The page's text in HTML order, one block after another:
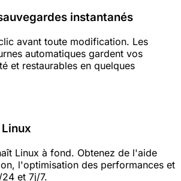
instantanés
avant toute modification. Les
automatiques gardent vos
et restaurables en quelques
Linux à fond. Obtenez de l'aide
l'optimisation des performances et
et 7j/7.